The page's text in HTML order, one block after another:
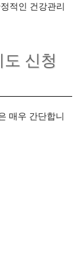
적인 건강관리
신청
매우 간단합니